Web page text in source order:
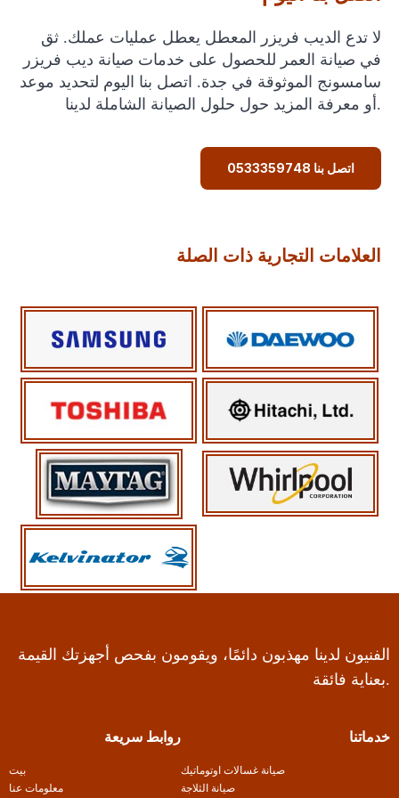
لا تدع الديب فريزر المعطل يعطل عمليات عملك. ثق
في صيانة العمر للحصول على خدمات صيانة ديب فريزر
سامسونج الموثوقة في جدة. اتصل بنا اليوم لتحديد موعد
أو معرفة المزيد حول حلول الصيانة الشاملة لدينا.
اتصل بنا 0533359748
العلامات التجارية ذات الصلة
الفنيون لدينا مهذبون دائمًا، ويقومون بفحص أجهزتك القيمة
بعناية فائقة.
روابط سريعة
بيت
معلومات عنا
خدماتنا
صيانة غسالات اوتوماتيك
صيانة الثلاجة